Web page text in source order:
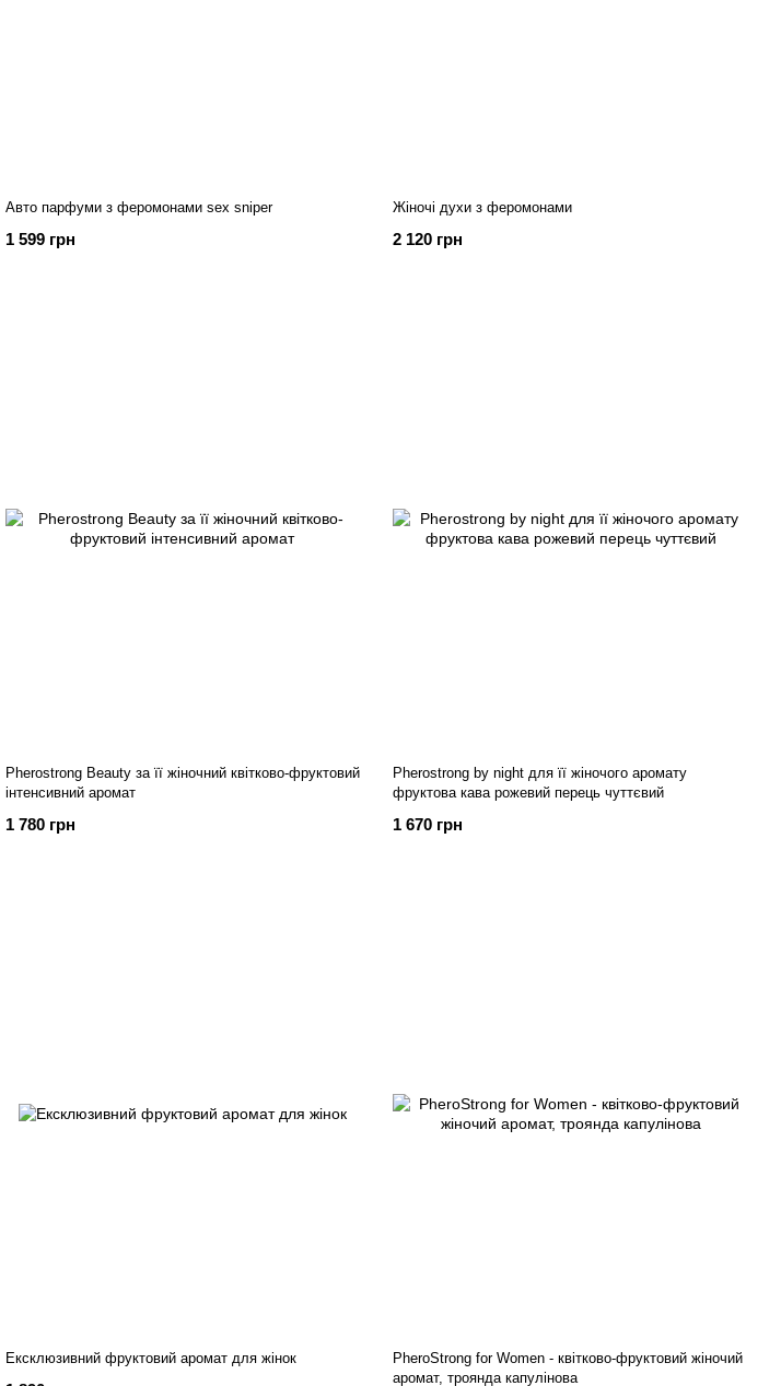
Авто парфуми з феромонами sex sniper
1 599 грн
Жіночі духи з феромонами
2 120 грн
Pherostrong Beauty за її жіночний квітково-фруктовий
інтенсивний аромат
1 780 грн
Pherostrong by night для її жіночого аромату
фруктова кава рожевий перець чуттєвий
1 670 грн
Ексклюзивний фруктовий аромат для жінок
PheroStrong for Women - квітково-фруктовий жіночий
аромат, троянда капулінова